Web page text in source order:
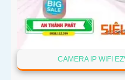
CAMERA IP WIFI